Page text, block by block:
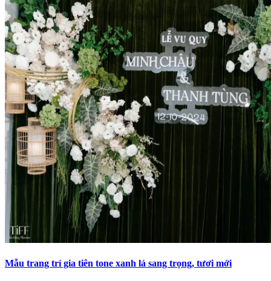
Mẫu trang trí gia tiên tone xanh lá sang trọng, tươi mới